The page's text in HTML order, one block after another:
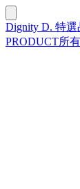
Dignity D. 特選
PRODUCT所